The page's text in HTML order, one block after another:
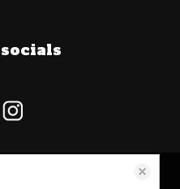
galetes per habilitar la funcionalitat